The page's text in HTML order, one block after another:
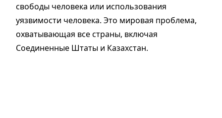
свободы человека или использования
уязвимости человека. Это мировая проблема,
охватывающая все страны, включая
Соединенные Штаты и Казахстан.